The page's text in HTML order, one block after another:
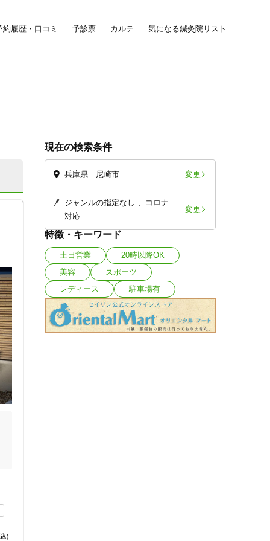
約履歴・口コミ 予診票 カルテ 気になる鍼灸院リスト
現在の検索条件
兵庫県 尼崎市 変更
ジャンルの指定なし
コロナ
対応
変更
特徴・キーワード
土日営業
20時以降OK
美容
スポーツ
レディース
駐車場有
）